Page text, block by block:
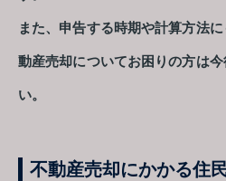
また、申告する時期や計算方法
動産売却についてお困りの方は
い。
不動産売却にかかる住